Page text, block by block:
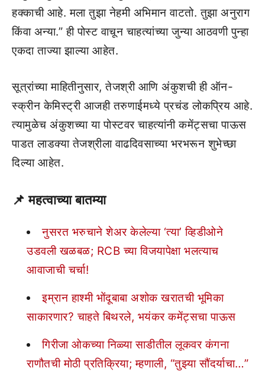
हक्काची आहे. मला तुझा नेहमी अभिमान वाटतो. तुझा अनुराग
किंवा अन्या.” ही पोस्ट वाचून चाहत्यांच्या जुन्या आठवणी पुन्हा
एकदा ताज्या झाल्या आहेत.
सूत्रांच्या माहितीनुसार, तेजश्री आणि अंकुशची ही ऑन-
स्क्रीन केमिस्ट्री आजही तरुणाईमध्ये प्रचंड लोकप्रिय आहे.
त्यामुळेच अंकुशच्या या पोस्टवर चाहत्यांनी कमेंट्सचा पाऊस
पाडत लाडक्या तेजश्रीला वाढदिवसाच्या भरभरून शुभेच्छा
दिल्या आहेत.
📌महत्वाच्या बातम्या
नुसरत भरुचाने शेअर केलेल्या ‘त्या’ व्हिडीओने
उडवली खळबळ; RCB च्या विजयापेक्षा भलत्याच
आवाजाची चर्चा!
इम्रान हाश्मी भोंदूबाबा अशोक खरातची भूमिका
साकारणार? चाहते बिथरले, भयंकर कमेंट्सचा पाऊस
गिरीजा ओकच्या निळ्या साडीतील लूकवर कंगना
राणौतची मोठी प्रतिक्रिया; म्हणाली, “तुझ्या सौंदर्याचा…”